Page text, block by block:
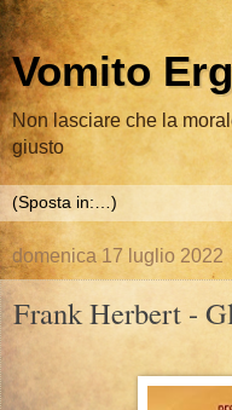
Vomito
Non lasciare che la
giusto
domenica 17 luglio 2022
Frank Herbert -